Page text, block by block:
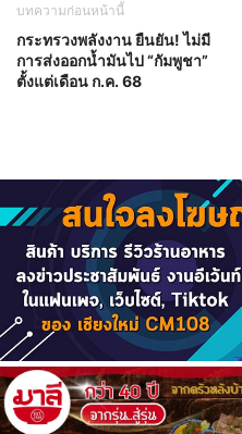
บทความก่อนหน้านี้
กระทรวงพลังงาน ยืนยัน! ไม่มี
การส่งออกน้ำมันไป “กัมพูชา”
ตั้งแต่เดือน ก.ค. 68